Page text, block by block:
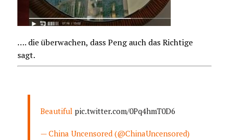
…. die überwachen, dass Peng auch das Richtige
sagt.
Beautiful pic.twitter.com/0Pq4hmT0D6
— China Uncensored (@ChinaUncensored)